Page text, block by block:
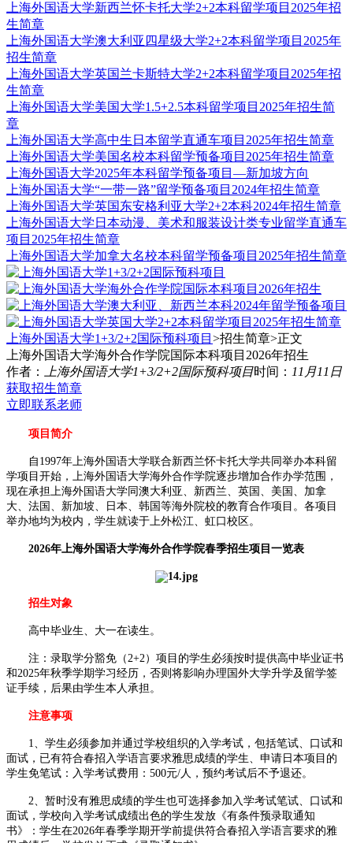
上海外国语大学新西兰怀卡托大学2+2本科留学项目2025年招
生简章
上海外国语大学澳大利亚四星级大学2+2本科留学项目2025年
招生简章
上海外国语大学英国兰卡斯特大学2+2本科留学项目2025年招
生简章
上海外国语大学美国大学1.5+2.5本科留学项目2025年招生简
章
上海外国语大学高中生日本留学直通车项目2025年招生简章
上海外国语大学美国名校本科留学预备项目2025年招生简章
上海外国语大学2025年本科留学预备项目—新加坡方向
上海外国语大学“一带一路”留学预备项目2024年招生简章
上海外国语大学英国东安格利亚大学2+2本科2024年招生简章
上海外国语大学日本动漫、美术和服装设计类专业留学直通车
项目2025年招生简章
上海外国语大学加拿大名校本科留学预备项目2025年招生简章
上海外国语大学1+3/2+2国际预科项目 >招生简章>正文
上海外国语大学海外合作学院国际本科项目2026年招生
作者：
上海外国语大学1+3/2+2国际预科项目时间： 11月11日
获取招生简章
立即联系老师
项目简介
自1997年上海外国语大学联合新西兰怀卡托大学共同举办本科留
学项目开始，上海外国语大学海外合作学院逐步增加合作办学范围，
现在承担上海外国语大学同澳大利亚、新西兰、英国、美国、加拿
大、法国、新加坡、日本、韩国等海外院校的教育合作项目。各项目
举办地均为校内，学生就读于上外松江、虹口校区。
2026年上海外国语大学海外合作学院春季招生项目一览表
招生对象
高中毕业生、大一在读生。
注：录取学分豁免（2+2）项目的学生必须按时提供高中毕业证书
和2025年秋季学期学习经历，否则将影响办理国外大学升学及留学签
证手续，后果由学生本人承担。
注意事项
1、学生必须参加并通过学校组织的入学考试，包括笔试、口试和
面试，已有符合春招入学语言要求雅思成绩的学生、申请日本项目的
学生免笔试：入学考试费用：500元/人，预约考试后不予退还。
2、暂时没有雅思成绩的学生也可选择参加入学考试笔试、口试和
面试，学校向入学考试成绩出色的学生发放《有条件预录取通知
书》：学生在2026年春季学期开学前提供符合春招入学语言要求的雅